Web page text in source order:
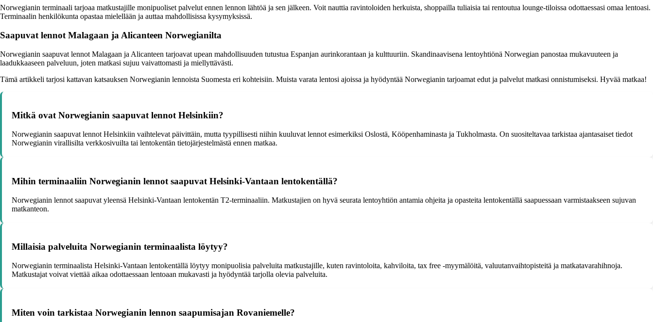
Norwegianin terminaali tarjoaa matkustajille monipuoliset palvelut ennen lennon lähtöä ja sen jälkeen. Voit nauttia ravintoloiden herkuista, shoppailla tuliaisia tai rentoutua lounge-tiloissa odottaessasi omaa lentoasi.
Terminaalin henkilökunta opastaa mielellään ja auttaa mahdollisissa kysymyksissä.
Saapuvat lennot Malagaan ja Alicanteen Norwegianilta
Norwegianin saapuvat lennot Malagaan ja Alicanteen tarjoavat upean mahdollisuuden tutustua Espanjan aurinkorantaan ja kulttuuriin. Skandinaavisena lentoyhtiönä Norwegian panostaa mukavuuteen ja
laadukkaaseen palveluun, joten matkasi sujuu vaivattomasti ja miellyttävästi.
Tämä artikkeli tarjosi kattavan katsauksen Norwegianin lennoista Suomesta eri kohteisiin. Muista varata lentosi ajoissa ja hyödyntää Norwegianin tarjoamat edut ja palvelut matkasi onnistumiseksi. Hyvää matkaa!
Mitkä ovat Norwegianin saapuvat lennot Helsinkiin?
Norwegianin saapuvat lennot Helsinkiin vaihtelevat päivittäin, mutta tyypillisesti niihin kuuluvat lennot esimerkiksi Oslostä, Kööpenhaminasta ja Tukholmasta. On suositeltavaa tarkistaa ajantasaiset tiedot
Norwegianin virallisilta verkkosivuilta tai lentokentän tietojärjestelmästä ennen matkaa.
Mihin terminaaliin Norwegianin lennot saapuvat Helsinki-Vantaan lentokentällä?
Norwegianin lennot saapuvat yleensä Helsinki-Vantaan lentokentän T2-terminaaliin. Matkustajien on hyvä seurata lentoyhtiön antamia ohjeita ja opasteita lentokentällä saapuessaan varmistaakseen sujuvan
matkanteon.
Millaisia palveluita Norwegianin terminaalista löytyy?
Norwegianin terminaalista Helsinki-Vantaan lentokentällä löytyy monipuolisia palveluita matkustajille, kuten ravintoloita, kahviloita, tax free -myymälöitä, valuutanvaihtopisteitä ja matkatavarahihnoja.
Matkustajat voivat viettää aikaa odottaessaan lentoaan mukavasti ja hyödyntää tarjolla olevia palveluita.
Miten voin tarkistaa Norwegianin lennon saapumisajan Rovaniemelle?